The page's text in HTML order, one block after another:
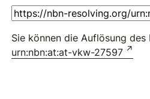
Sie können die Auflösung
urn:nbn:at:at-vkw-27597